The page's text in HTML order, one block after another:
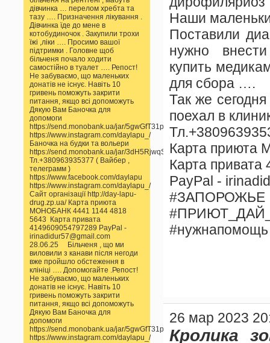
дівчинка … перелом хребта та
тазу …. Призначення лікування .
Дівчинка їде до мене в
котобудиночок . Закупили трохи
їжі ,ліки …. Просимо вашої
підтримки . Головне щоб
більченя почало ходити
самостійно в туалет …. Репост!
Не забуваємо, що маленьких
донатів не існує. Навіть 10
гривень поможуть закрити
питання, якщо всі допоможуть
Дякую Вам Баночка для
допомоги
https://send.monobank.ua/jar/5gwGfT31pp
https://www.instagram.com/daylapu_/
Баночка на будки та вольери
https://send.monobank.ua/jar/3dH5RjwqSS
Тл.+380963935377 ( Вайбер ,
телеграмм )
https://www.facebook.com/daylapu
https://www.instagram.com/daylapu_/
Сайт організації http://day-lapu-
drug.zp.ua/ Карта приюта
МОНОБАНК 4441 1144 4818
5643 Карта привата
4149609054797289 PayPal -
irinadidur57@gmail.com
28.06.25 Більченя , що ми
виловили з канави після негоди
вже пройшло обстеження в
клініці …. Допомогайте .Репост!
Не забуваємо, що маленьких
донатів не існує. Навіть 10
гривень поможуть закрити
питання, якщо всі допоможуть
Дякую Вам Баночка для
допомоги
https://send.monobank.ua/jar/5gwGfT31pp
https://www.instagram.com/daylapu_/
Наши
Поставили
нужно внести
купить
для сбора ….
Так же
поехал в
Карта приюта
Карта
PayPal -
#ЗАПОРОЖЬЕ
#нужнапомощь
26 мар 2023
Кролика